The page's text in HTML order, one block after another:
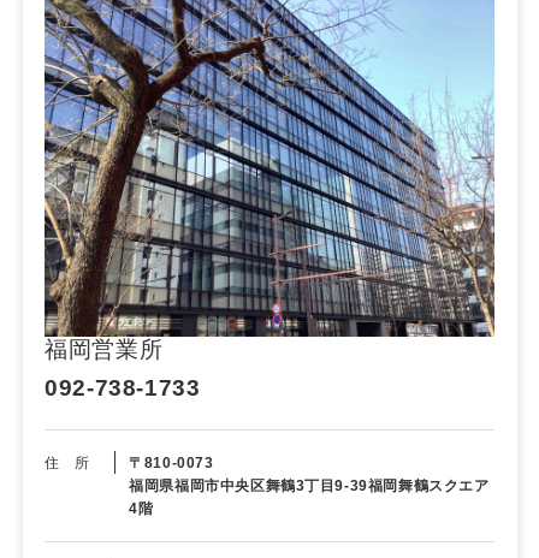
福岡営業所
092-738-1733
住 所
〒810-0073
福岡県福岡市中央区舞鶴3丁目9-39福岡舞鶴スクエア
4階